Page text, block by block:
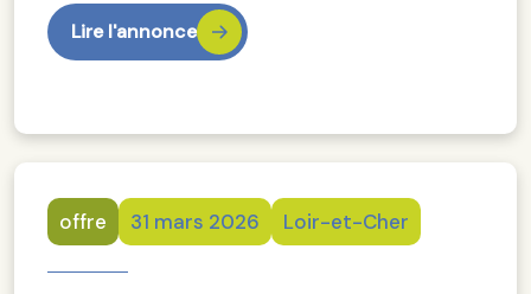
Lire l'annonce
offre 31 mars 2026 Loir-et-Cher